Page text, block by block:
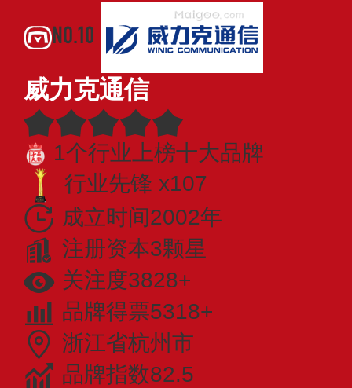
NO.10
威力克通信
1个行业上榜十大品牌
行业先锋 x107
成立时间2002年
注册资本3颗星
关注度3828+
品牌得票5318+
浙江省杭州市
品牌指数82.5